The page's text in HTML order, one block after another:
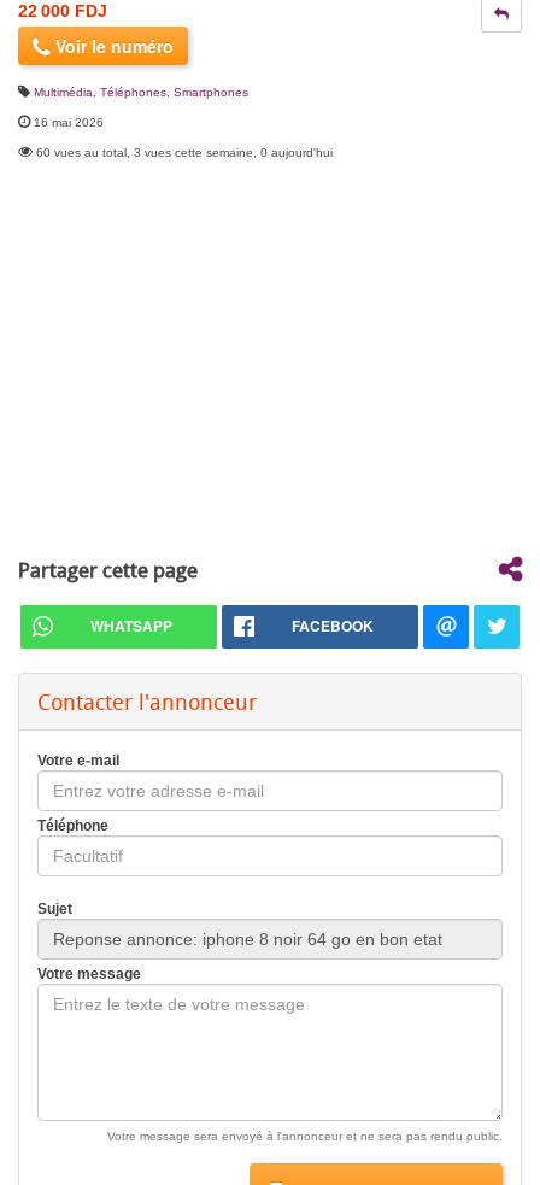
22 000 FDJ
Voir le numéro
Multimédia Téléphones, Smartphones
16 mai 2026
60 vues au total, 3 vues cette semaine, 0 aujourd'hui
Partager cette page
WHATSAPP FACEBOOK
Contacter l'annonceur
Votre e-mail
Téléphone
Sujet
Votre message
Votre message sera envoyé à l'annonceur et ne sera pas rendu public.